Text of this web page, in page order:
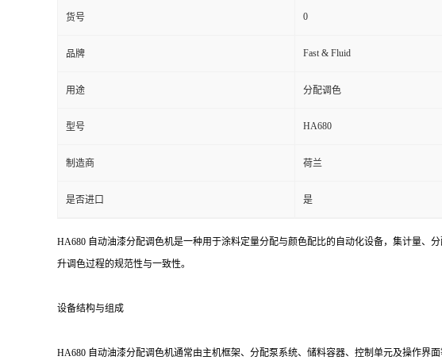
货号 0
品牌 Fast & Fluid
用途 分配调色
型号 HA680
制造商 荷兰
是否进口 是
HA680 自动油漆分配调色机是一种用于涂料定量分配与颜色配比的自动化设备，集计量
升调色过程的规范性与一致性。
设备结构与组成
HA680 自动油漆分配调色机通常由主机框架、分配泵系统、储料容器、控制单元及操作界